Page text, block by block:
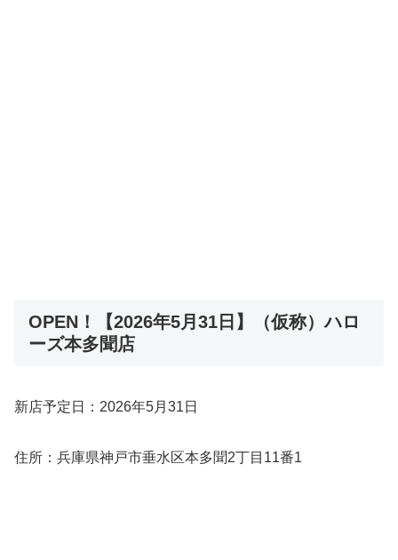
OPEN！【2026年5月31日】（仮称）ハロ
ーズ本多聞店
新店予定日：2026年5月31日
住所：兵庫県神戸市垂水区本多聞2丁目11番1